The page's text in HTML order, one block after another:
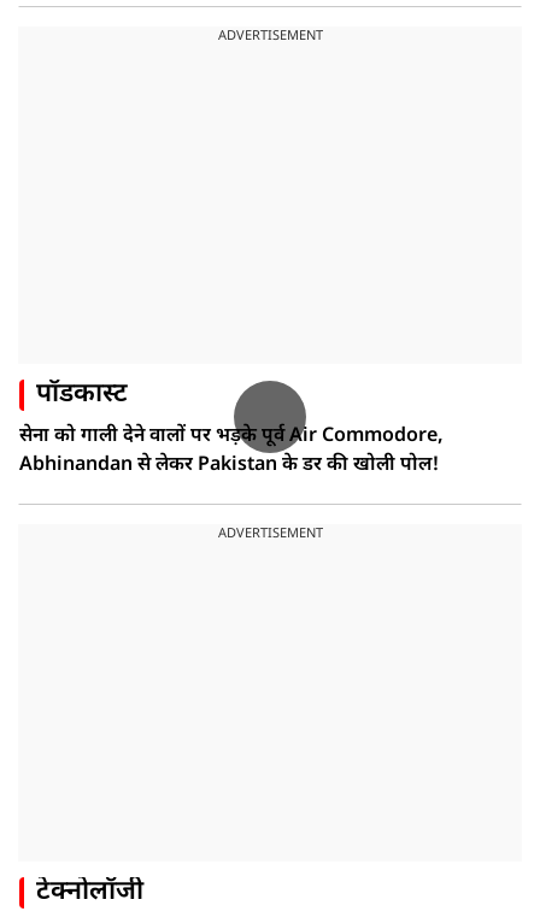
ADVERTISEMENT
पॉडकास्ट
सेना को गाली देने वालों पर भड़के पूर्व Air Commodore,
Abhinandan से लेकर Pakistan के डर की खोली पोल!
ADVERTISEMENT
टेक्नोलॉजी